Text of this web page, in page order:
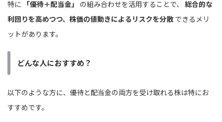
特に 「優待＋配当金」 の組み合わせを活用することで、 総合的な
利回りを高めつつ、株価の値動きによるリスクを分散 できるメリ
ットがあります。
どんな人におすすめ？
以下のような方に、優待と配当金の両方を受け取れる株は特にお
すすめです。